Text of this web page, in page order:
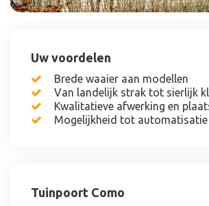
Uw voordelen
Brede waaier aan modellen
Van landelijk strak tot sierlijk
Kwalitatieve afwerking en
Mogelijkheid tot automatisatie
Tuinpoort Como